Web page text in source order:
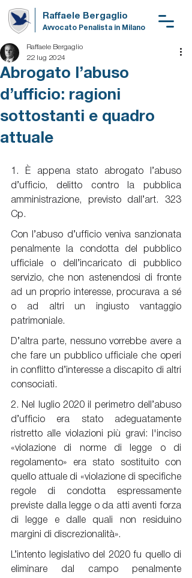
Avvocato Penalista in Milano
Raffaele Bergaglio
Abrogato l’abuso
d’ufficio: ragioni
sottostanti e quadro
attuale
Raffaele Bergaglio
22 lug 2024
1. È appena stato abrogato l’abuso
d’ufficio, delitto contro la pubblica
amministrazione, previsto dall’art. 323
Cp.
Con l’abuso d’ufficio veniva sanzionata
penalmente la condotta del pubblico
ufficiale o dell’incaricato di pubblico
servizio, che non astenendosi di fronte
ad un proprio interesse, procurava a sé
o ad altri un ingiusto vantaggio
patrimoniale.
D’altra parte, nessuno vorrebbe avere a
che fare un pubblico ufficiale che operi
in conflitto d’interesse a discapito di altri
consociati.
2. Nel luglio 2020 il perimetro dell’abuso
d’ufficio era stato adeguatamente
ristretto alle violazioni più gravi: l'inciso
«violazione di norme di legge o di
regolamento» era stato sostituito con
quello attuale di «violazione di specifiche
regole di condotta espressamente
previste dalla legge o da atti aventi forza
di legge e dalle quali non residuino
margini di discrezionalità».
L’intento legislativo del 2020 fu quello di
eliminare dal campo penalmente